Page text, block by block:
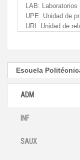
LAB: Laboratorios
UPE: Unidad de
URI: Unidad de
ADM
INF
SAUX